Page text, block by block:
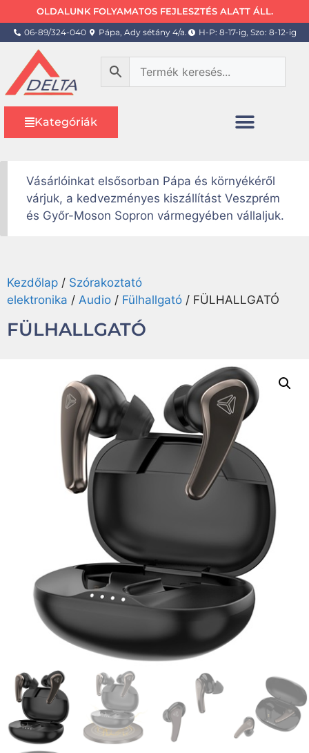
OLDALUNK FOLYAMATOS FEJLESZTÉS ALATT ÁLL.
06-89/324-040 Pápa, Ady sétány 4/a. H-P: 8-17-ig, Szo: 8-12-ig
Kategóriák
Vásárlóinkat elsősorban Pápa és környékéről
várjuk, a kedvezményes kiszállítást Veszprém
és Győr-Moson Sopron vármegyében vállaljuk.
Kezdőlap / Szórakoztató
elektronika / Audio / Fülhallgató / FÜLHALLGATÓ
FÜLHALLGATÓ